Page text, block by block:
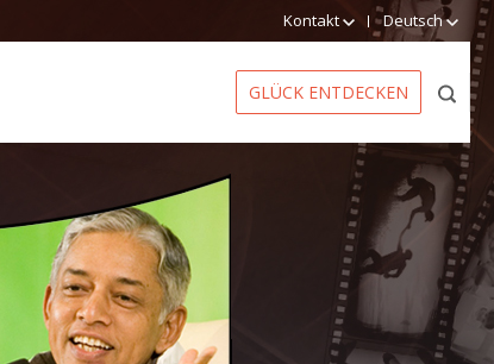
Kontakt Deutsch
GLÜCK ENTDECKEN